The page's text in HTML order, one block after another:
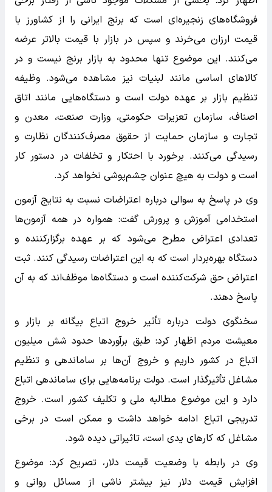
فروشگاه‌های زنجیره‌ای است که برنج ایرانی را از کشاورز با
قیمت ارزان می‌خرند و سپس در بازار با قیمت بالاتر عرضه
می‌کنند. این موضوع تنها محدود به بازار برنج نیست و در
کالاهای اساسی مانند لبنیات نیز مشاهده می‌شود. وظیفه
تنظیم بازار بر عهده دولت است و دستگاه‌هایی مانند اتاق
اصناف، سازمان تعزیرات حکومتی، وزارت صنعت، معدن و
تجارت و سازمان حمایت از حقوق مصرف‌کنندگان نظارت و
رسیدگی می‌کنند. برخورد با احتکار و تخلفات در دستور کار
است و دولت به هیچ عنوان چشم‌پوشی نخواهد کرد.
وی در پاسخ به سوالی درباره اعتراضات نسبت به نتایج آزمون
استخدامی آموزش و پرورش گفت: همواره در همه آزمون‌ها
تعدادی اعتراض مطرح می‌شود که بر عهده برگزارکننده و
دستگاه بهره‌بردار است که به این اعتراضات رسیدگی کنند. ثبت
اعتراض حق شرکت‌کننده است و دستگاه‌ها موظف‌اند که به آن
پاسخ دهند.
سخنگوی دولت درباره تأثیر خروج اتباع بیگانه بر بازار و
معیشت مردم اظهار کرد: طبق برآوردها حدود شش میلیون
اتباع در کشور داریم و خروج آن‌ها بر ساماندهی و تنظیم
مشاغل تأثیرگذار است. دولت برنامه‌هایی برای ساماندهی اتباع
دارد و این موضوع مطالبه ملی و تکلیف کشور است. خروج
تدریجی اتباع ادامه خواهد داشت و ممکن است در برخی
مشاغل که کارهای یدی است، تاثیراتی دیده شود.
وی در رابطه با وضعیت قیمت دلار، تصریح کرد: موضوع
افزایش قیمت دلار نیز بیشتر ناشی از مسائل روانی و